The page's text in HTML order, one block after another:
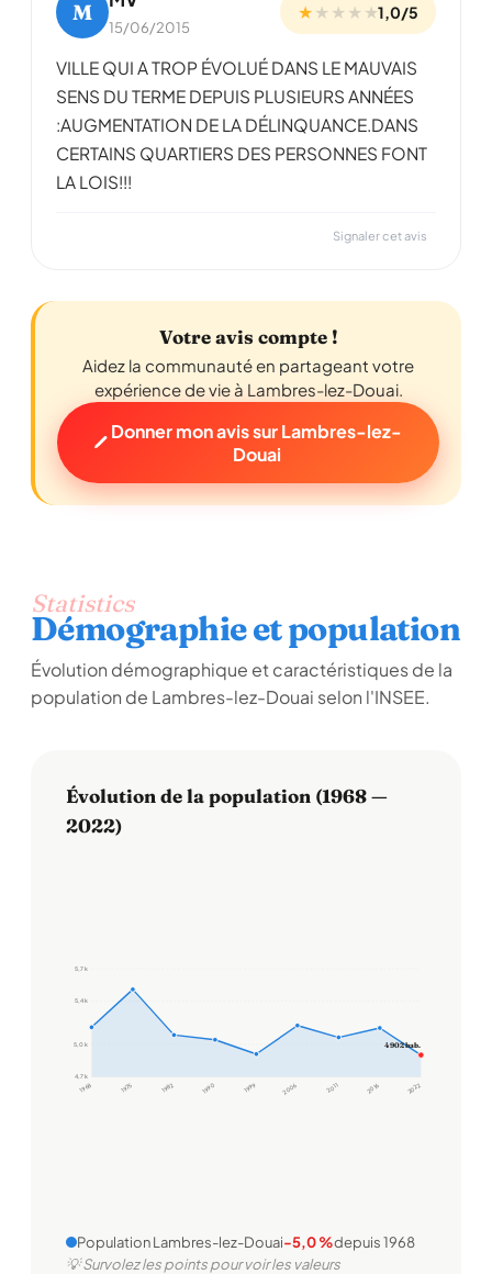
M
15/06/2015
★★ ★ ★ ★1,0/5
VILLE QUI A TROP ÉVOLUÉ DANS LE MAUVAIS
SENS DU TERME DEPUIS PLUSIEURS ANNÉES
:AUGMENTATION DE LA DÉLINQUANCE.DANS
CERTAINS QUARTIERS DES PERSONNES FONT
LA LOIS!!!
Signaler cet avis
Votre avis compte !
Aidez la communauté en partageant votre
expérience de vie à Lambres-lez-Douai.
Donner mon avis sur Lambres-lez-
Douai
Statistics
Démographie et population
Évolution démographique et caractéristiques de la
population de Lambres-lez-Douai selon l'INSEE.
Évolution de la population (1968 —
2022)
4,7 k
5,0 k
5,4 k
5,7 k
1968 1975 1982 1990 1999 2006 2011 2016 2022
4 902 hab.
Population Lambres-lez-Douai-5,0 %depuis 1968
💡 Survolez les points pour voir les valeurs